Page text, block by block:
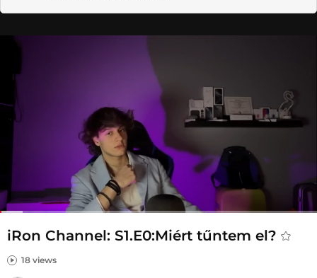
iRon Channel: S1.E0:Miért tűntem el?
18 views